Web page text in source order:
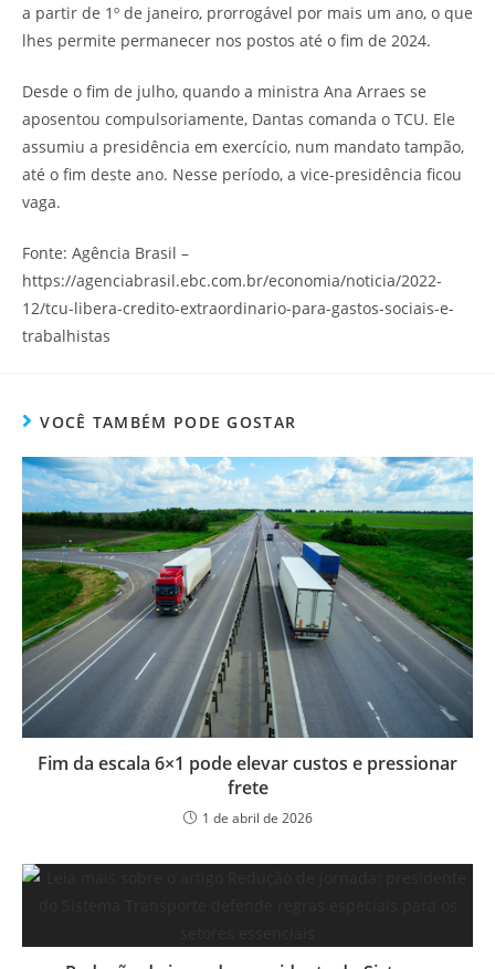
a partir de 1º de janeiro, prorrogável por mais um ano, o que
lhes permite permanecer nos postos até o fim de 2024.
Desde o fim de julho, quando a ministra Ana Arraes se
aposentou compulsoriamente, Dantas comanda o TCU. Ele
assumiu a presidência em exercício, num mandato tampão,
até o fim deste ano. Nesse período, a vice-presidência ficou
vaga.
Fonte: Agência Brasil –
https://agenciabrasil.ebc.com.br/economia/noticia/2022-
12/tcu-libera-credito-extraordinario-para-gastos-sociais-e-
trabalhistas
VOCÊ TAMBÉM PODE GOSTAR
Fim da escala 6×1 pode elevar custos e pressionar
frete
1 de abril de 2026